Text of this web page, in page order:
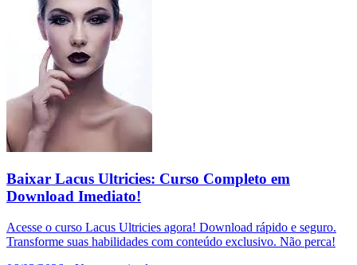
Baixar Lacus Ultricies: Curso Completo em
Download Imediato!
Acesse o curso Lacus Ultricies agora! Download rápido e seguro.
Transforme suas habilidades com conteúdo exclusivo. Não perca!